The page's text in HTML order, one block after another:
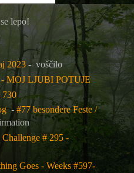
lepo!
2023- voščilo
MOJ LJUBI POTUJE
730
- #77 besondere Feste /
Challenge # 295 -
Goes - Weeks #597-